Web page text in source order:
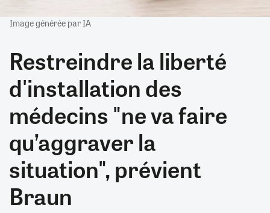
Image générée par IA
Restreindre la liberté
d'installation des
médecins "ne va faire
qu’aggraver la
situation", prévient
Braun